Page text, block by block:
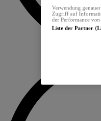
Verwendung
Zugriff auf
der Performance
Liste der Partner